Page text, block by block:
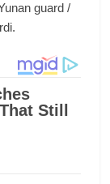
guard /